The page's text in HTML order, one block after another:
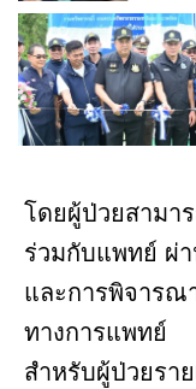
โดยผู้ป่วยสามา
ร่วมกับแพทย์ ผ่
และการพิจารณ
ทางการแพทย์
สำหรับผู้ป่วยราย